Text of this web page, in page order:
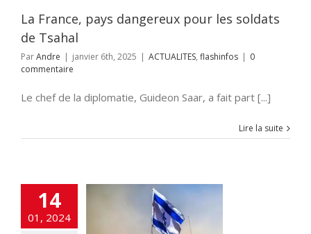
La France, pays dangereux pour les soldats
de Tsahal
ParAndre | janvier 6th, 2025 | ACTUALITES, flashinfos | 0
commentaire
Le chef de la diplomatie, Guideon Saar, a fait part [...]
Lire la suite
14
01, 2024
: l’enquête la
de
de la police
ACTUALITES